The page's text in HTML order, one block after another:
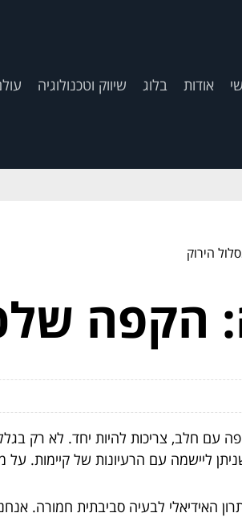
אודות בלוג שיווק וטכנולוגיה
הירוק
הקפה
עם חלב, צריכות להיות יחד. לא רק
ליישמה עם הרעיונות של קיימות.
האידיאלי לבעיה סביבתית חמורה.